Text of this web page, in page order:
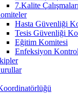
7.Kalite
Hasta Güvenliği
Tesis Güvenliği
Eğitim Komitesi
Enfeksiyon